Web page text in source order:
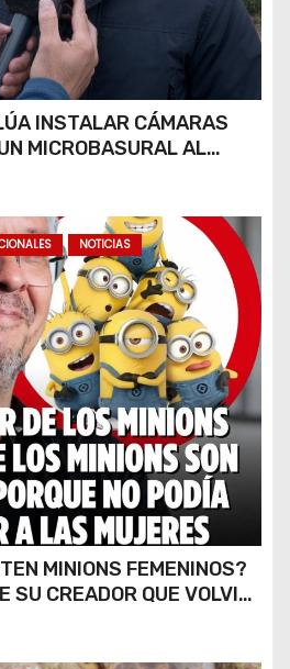
INSTALAR CÁMARAS
MICROBASURAL AL
NOTICIAS
MINIONS FEMENINOS?
SU CREADOR QUE VOLVIÓ